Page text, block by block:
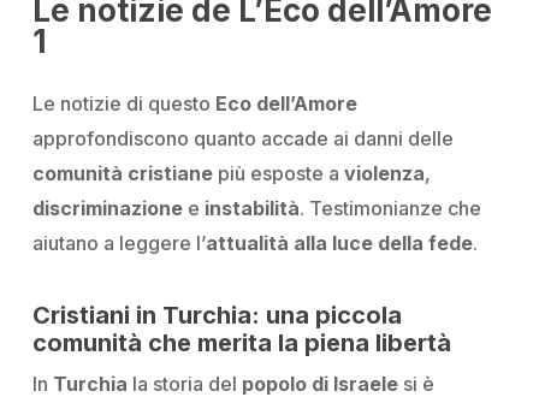
Le notizie de L’Eco dell’Amore
1
Le notizie di questo Eco dell’Amore
approfondiscono quanto accade ai danni delle
comunità cristiane più esposte aviolenza,
discriminazione e instabilità. Testimonianze che
aiutano a leggere l’attualità alla luce della fede.
Cristiani in Turchia: una piccola
comunità che merita la piena libertà
In Turchia la storia del popolo di Israele si è